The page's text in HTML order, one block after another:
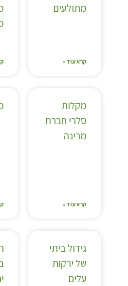
מתולעים
קרא עוד »
מקלות
סלרי חברת
מרינה
קרא עוד »
גידול ביתי
של ירקות
עלים